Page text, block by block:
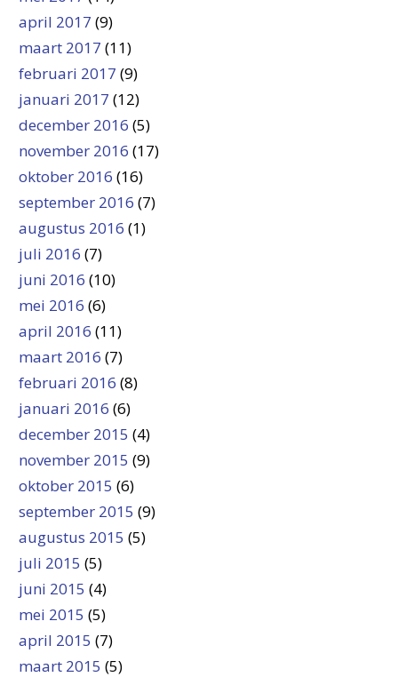
april 2017 (9)
maart 2017 (11)
februari 2017 (9)
januari 2017 (12)
december 2016 (5)
november 2016 (17)
oktober 2016 (16)
september 2016 (7)
augustus 2016 (1)
juli 2016 (7)
juni 2016 (10)
mei 2016 (6)
april 2016 (11)
maart 2016 (7)
februari 2016 (8)
januari 2016 (6)
december 2015 (4)
november 2015 (9)
oktober 2015 (6)
september 2015 (9)
augustus 2015 (5)
juli 2015 (5)
juni 2015 (4)
mei 2015 (5)
april 2015 (7)
maart 2015 (5)